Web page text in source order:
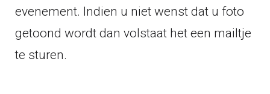
evenement. Indien u niet wenst dat u foto
getoond wordt dan volstaat het een mailtje
te sturen.